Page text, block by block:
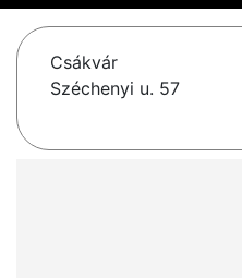
Csákvár
Széchenyi u. 57